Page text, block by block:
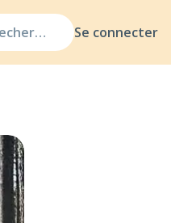
Se connecter